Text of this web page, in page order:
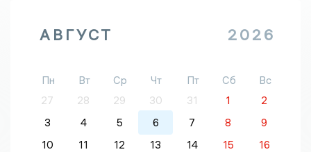
АВГУСТ 2026
Пн Вт Ср Чт Пт Сб
Вс
27
28 29 30 31 1
2
3
4 5 6 7 8
9
10
11 12 13 14 15
16